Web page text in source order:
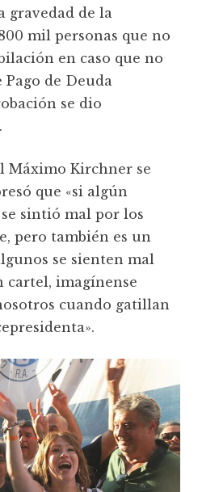
gravedad de la
mil personas que no
en caso que no
Pago de Deuda
se dio
Máximo Kirchner se
que «si algún
sintió mal por los
pero también es un
se sienten mal
cartel, imagínense
cuando gatillan